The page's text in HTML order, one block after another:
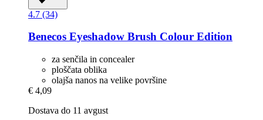
4.7 (34)
Benecos Eyeshadow Brush Colour Edition
za senčila in concealer
ploščata oblika
olajša nanos na velike površine
€ 4,09
Dostava do 11 avgust